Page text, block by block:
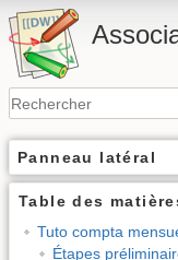
Panneau latéral
Table des
Tuto compta
Étapes